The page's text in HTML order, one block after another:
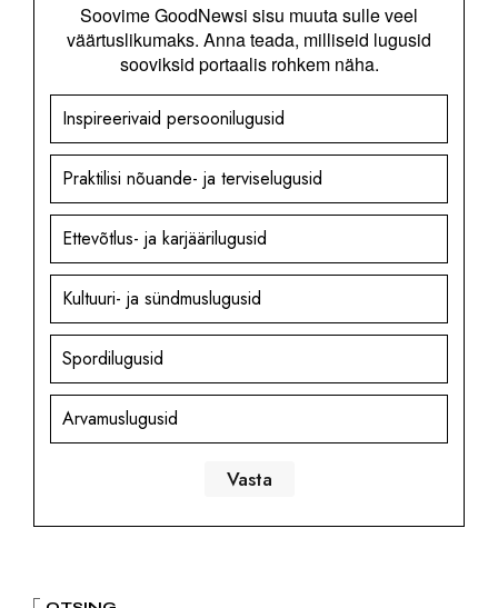
Soovime GoodNewsi sisu muuta sulle veel
väärtuslikumaks. Anna teada, milliseid lugusid
sooviksid portaalis rohkem näha.
Inspireerivaid persoonilugusid
Praktilisi nõuande- ja terviselugusid
Ettevõtlus- ja karjäärilugusid
Kultuuri- ja sündmuslugusid
Spordilugusid
Arvamuslugusid